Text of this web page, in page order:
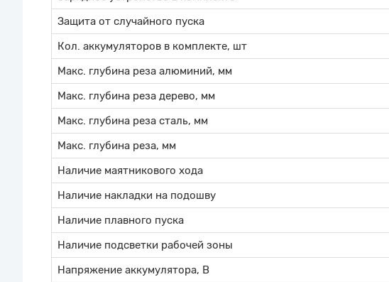
Защита от случайного пуска
Кол. аккумуляторов в комплекте, шт
Макс. глубина реза алюминий, мм
Макс. глубина реза дерево, мм
Макс. глубина реза сталь, мм
Макс. глубина реза, мм
Наличие маятникового хода
Наличие накладки на подошву
Наличие плавного пуска
Наличие подсветки рабочей зоны
Напряжение аккумулятора, В